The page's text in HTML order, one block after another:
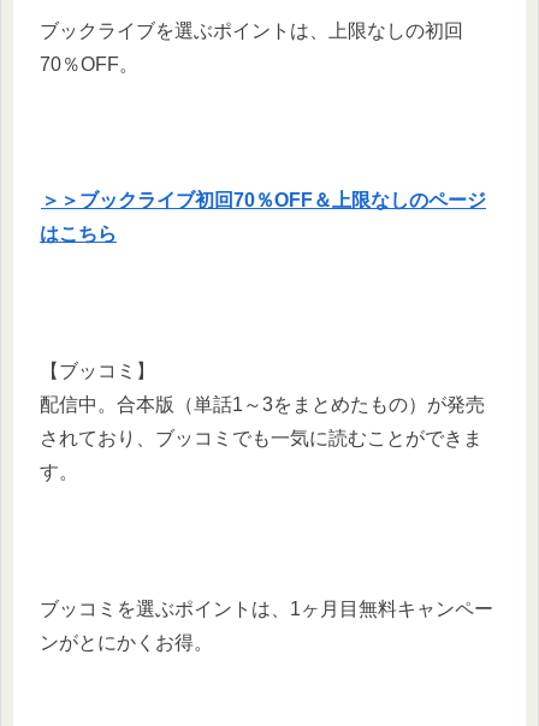
ブックライブを選ぶポイントは、上限なしの初回
70％OFF。
＞＞ブックライブ初回70％OFF＆上限なしのページ
はこちら
【ブッコミ】
配信中。合本版（単話1～3をまとめたもの）が発売
されており、ブッコミでも一気に読むことができま
す。
ブッコミを選ぶポイントは、1ヶ月目無料キャンペー
ンがとにかくお得。